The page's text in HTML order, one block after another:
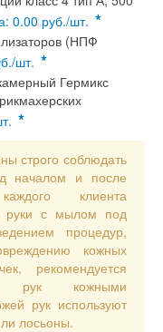
0.00 руб./шт. *
(НПФ
шт. *
Гермикс
*
строго соблюдать
началом и после
клиента
руки с мылом под
процедур,
кожных
рекомендуется
рук кожными
рук используют
лосьоны.